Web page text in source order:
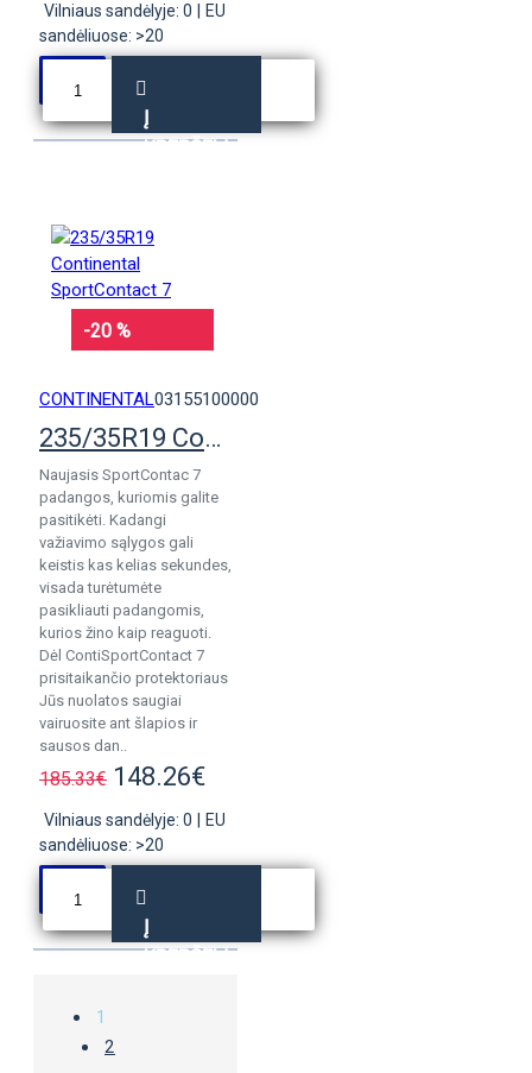
Vilniaus sandėlyje: 0
EU
sandėliuose: >20
Į
KREPŠELĮ
-20 %
CONTINENTAL03155100000
235/35R19 Continental SportContact 7
Naujasis SportContac 7
padangos, kuriomis galite
pasitikėti. Kadangi
važiavimo sąlygos gali
keistis kas kelias sekundes,
visada turėtumėte
pasikliauti padangomis,
kurios žino kaip reaguoti.
Dėl ContiSportContact 7
prisitaikančio protektoriaus
Jūs nuolatos saugiai
vairuosite ant šlapios ir
sausos dan..
185.33€ 148.26€
Vilniaus sandėlyje: 0
EU
sandėliuose: >20
Į
KREPŠELĮ
1
2